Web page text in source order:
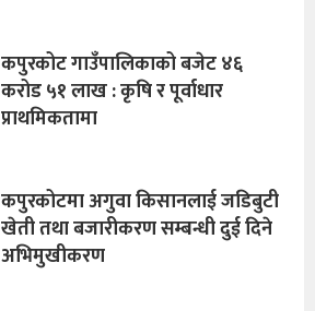
​कपुरकोट गाउँपालिकाको बजेट ४६
करोड ५१ लाख : कृषि र पूर्वाधार
प्राथमिकतामा
​कपुरकोटमा अगुवा किसानलाई जडिबुटी
खेती तथा बजारीकरण सम्बन्धी दुई दिने
अभिमुखीकरण